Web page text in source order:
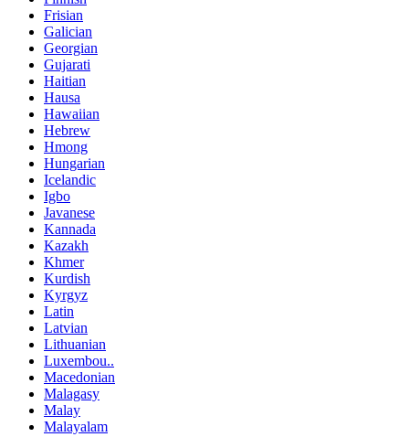
Frisian
Galician
Georgian
Gujarati
Haitian
Hausa
Hawaiian
Hebrew
Hmong
Hungarian
Icelandic
Igbo
Javanese
Kannada
Kazakh
Khmer
Kurdish
Kyrgyz
Latin
Latvian
Lithuanian
Luxembou..
Macedonian
Malagasy
Malay
Malayalam